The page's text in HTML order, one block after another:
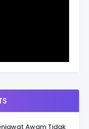
Awam Tidak